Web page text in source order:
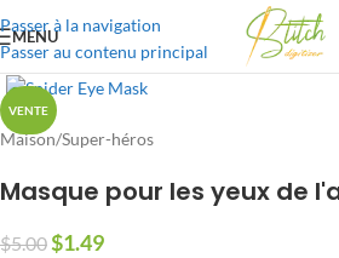
Passer à la navigation
Passer au contenu principal
MENU
VENTE
Maison/Super-héros
Masque pour les yeux de
$5.00$1.49